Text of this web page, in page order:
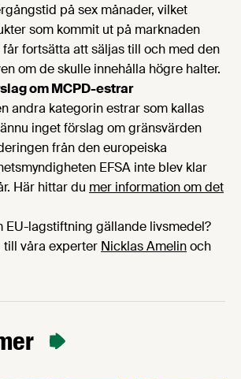
på sex månader, vilket
som kommit ut på marknaden
får fortsätta att säljas till och med den
om de skulle innehålla högre halter.
om MCPD-estrar
andra kategorin estrar som kallas
inget förslag om gränsvärden
från den europeiska
EFSA inte blev klar
Här hittar du mer information om det
EU-lagstiftning gällande livsmedel?
våra experter Nicklas Amelinoch